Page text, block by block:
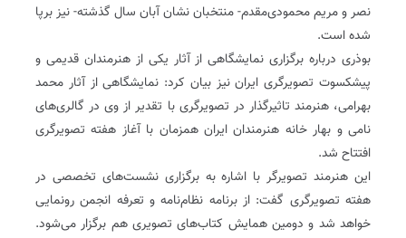
نصر و مریم محمودی‌مقدم- منتخبان نشان آبان سال گذشته- نیز برپا
شده است.
بوذری درباره برگزاری نمایشگاهی از آثار یکی از هنرمندان قدیمی و
پیشکسوت تصویرگری ایران نیز بیان کرد: نمایشگاهی از آثار محمد
بهرامی، هنرمند تاثیرگذار در تصویرگری با تقدیر از وی در گالری‌های
نامی و بهار خانه هنرمندان ایران همزمان با آغاز هفته تصویرگری
افتتاح شد.
این هنرمند تصویرگر با اشاره به برگزاری نشست‌های تخصصی در
هفته تصویرگری گفت: از برنامه نظام‌نامه و تعرفه انجمن رونمایی
خواهد شد و دومین همایش کتاب‌های تصویری هم برگزار می‌شود.